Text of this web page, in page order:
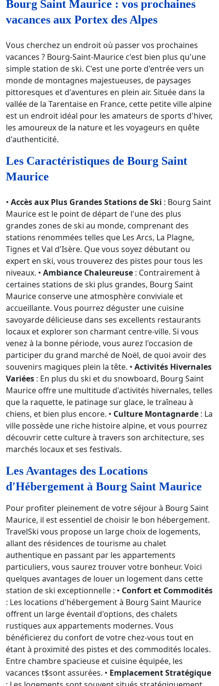
Bourg Saint Maurice : vos prochaines
vacances aux Portex des Alpes
Vous cherchez un endroit où passer vos prochaines
vacances ? Bourg-Saint-Maurice c'est bien plus qu'une
simple station de ski. C'est une porte d'entrée vers un
monde de montagnes majestueuses, de paysages
pittoresques et d'aventures en plein air. Située dans la
vallée de la Tarentaise en France, cette petite ville alpine
est un endroit idéal pour les amateurs de sports d'hiver,
les amoureux de la nature et les voyageurs en quête
d'authenticité.
Les Caractéristiques de Bourg Saint
Maurice
• Accès aux Plus Grandes Stations de Ski : Bourg Saint
Maurice est le point de départ de l'une des plus
grandes zones de ski au monde, comprenant des
stations renommées telles que Les Arcs, La Plagne,
Tignes et Val d'Isère. Que vous soyez débutant ou
expert en ski, vous trouverez des pistes pour tous les
niveaux. • Ambiance Chaleureuse : Contrairement à
certaines stations de ski plus grandes, Bourg Saint
Maurice conserve une atmosphère conviviale et
accueillante. Vous pourrez déguster une cuisine
savoyarde délicieuse dans ses excellents restaurants
locaux et explorer son charmant centre-ville. Si vous
venez à la bonne période, vous aurez l'occasion de
participer du grand marché de Noël, de quoi avoir des
souvenirs magiques plein la tête. • Activités Hivernales
Variées : En plus du ski et du snowboard, Bourg Saint
Maurice offre une multitude d'activités hivernales, telles
que la raquette, le patinage sur glace, le traîneau à
chiens, et bien plus encore. • Culture Montagnarde : La
ville possède une riche histoire alpine, et vous pourrez
découvrir cette culture à travers son architecture, ses
marchés locaux et ses festivals.
Les Avantages des Locations
d'Hébergement à Bourg Saint Maurice
Pour profiter pleinement de votre séjour à Bourg Saint
Maurice, il est essentiel de choisir le bon hébergement.
TravelSki vous propose un large choix de logements,
allant des résidences de tourisme au chalet
authentique en passant par les appartements
particuliers, vous saurez trouver votre bonheur. Voici
quelques avantages de louer un logement dans cette
station de ski exceptionnelle : • Confort et Commodités
: Les locations d'hébergement à Bourg Saint Maurice
offrent un large éventail d'options, des chalets
rustiques aux appartements modernes. Vous
bénéficierez du confort de votre chez-vous tout en
étant à proximité des pistes et des commodités locales.
Entre chambre spacieuse et cuisine équipée, les
vacances t$sont assurées. • Emplacement Stratégique